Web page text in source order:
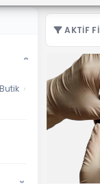
›
Butik ›
›
AKTIF